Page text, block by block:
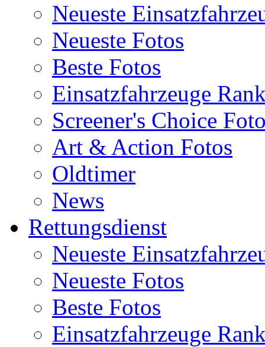
Neueste
Neueste Fotos
Beste Fotos
Einsatzfahrzeuge
Screener's Choice
Art & Action Fotos
Oldtimer
News
Rettungsdienst
Neueste
Neueste Fotos
Beste Fotos
Einsatzfahrzeuge